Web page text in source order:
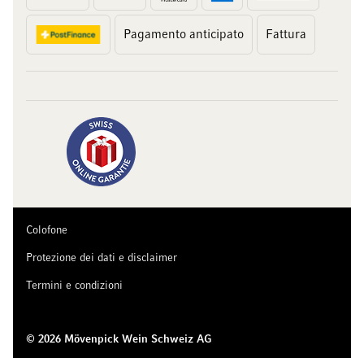
Pagamento anticipato Fattura
© 2026 Mövenpick Wein Schweiz AG
Colofone
Protezione dei dati e disclaimer
Termini e condizioni